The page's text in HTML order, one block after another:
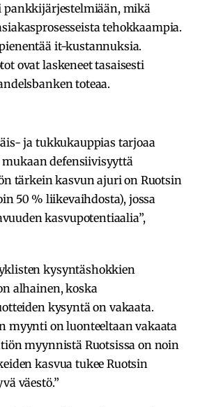
pankkijärjestelmiään, mikä
tehokkaampia.
it-kustannuksia.
ovat laskeneet tasaisesti
toteaa.
ja tukkukauppias tarjoaa
defensiivisyyttä
tärkein kasvun ajuri on Ruotsin
50 % liikevaihdosta), jossa
kasvupotentiaalia”,
kysyntäshokkien
alhainen, koska
kysyntä on vakaata.
myynti on luonteeltaan vakaata
myynnistä Ruotsissa on noin
kasvua tukee Ruotsin
väestö.”